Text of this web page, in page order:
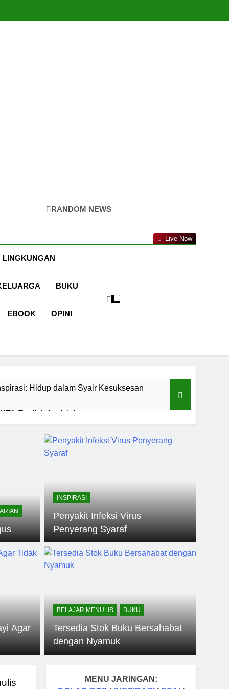
RANDOM NEWS
Live Now
LINGKUNGAN
BUKU
EBOOK OPINI
Hidup dalam Syair Kesuksesan
English for Adults
Cermin Retak
Orang Sukses
INSPIRASI
Penyakit Infeksi Virus
Penyerang Syaraf
Agar
BELAJAR MENULIS BUKU
Tersedia Stok Buku Bersahabat
dengan Nyamuk
MENU JARINGAN: